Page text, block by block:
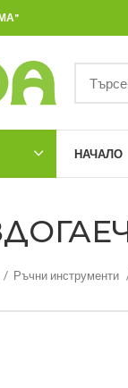
НАЧАЛО
Ръчни инструменти